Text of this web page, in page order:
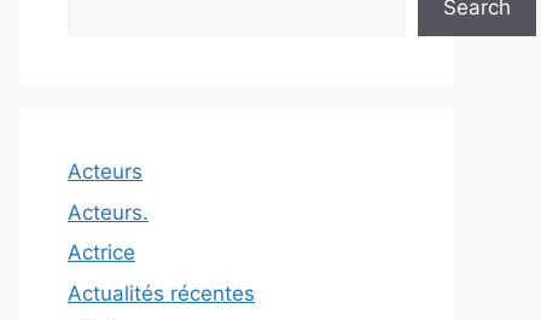
Search
Acteurs
Acteurs.
Actrice
Actualités récentes